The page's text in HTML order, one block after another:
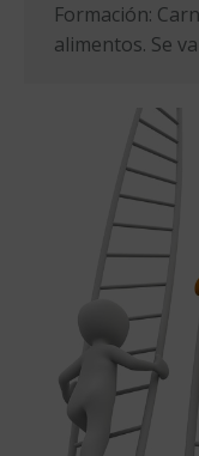
Formación:
alimentos. Se